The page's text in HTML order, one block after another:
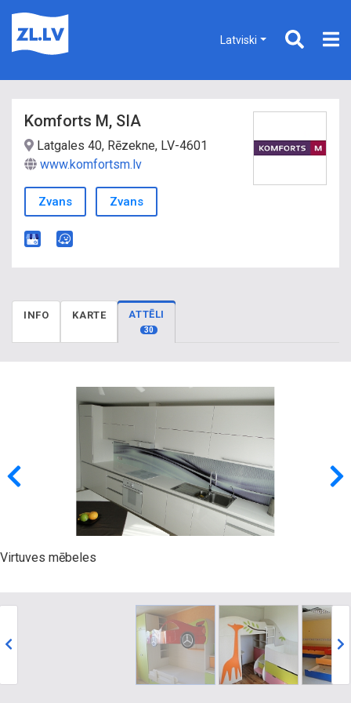
Latviski
Komforts M, SIA
Latgales 40, Rēzekne, LV-4601
www.komfortsm.lv
Zvans Zvans
INFO KARTE ATTĒLI
30
Virtuves mēbeles